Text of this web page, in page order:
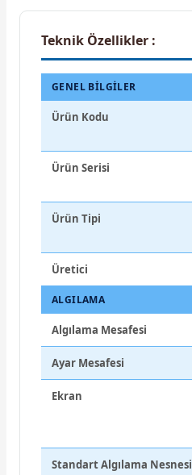
Teknik Özellikler :
GENEL BILGILER
Ürün Kodu
Ürün Serisi
Ürün Tipi
Üretici
ALGILAMA
Algılama Mesafesi
Ayar Mesafesi
Ekran
Standart Algılama Nesnesi